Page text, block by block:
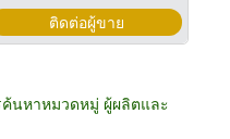
ติดต่อผู้ขาย
ค้นหาหมวดหมู่ ผู้ผลิตและ